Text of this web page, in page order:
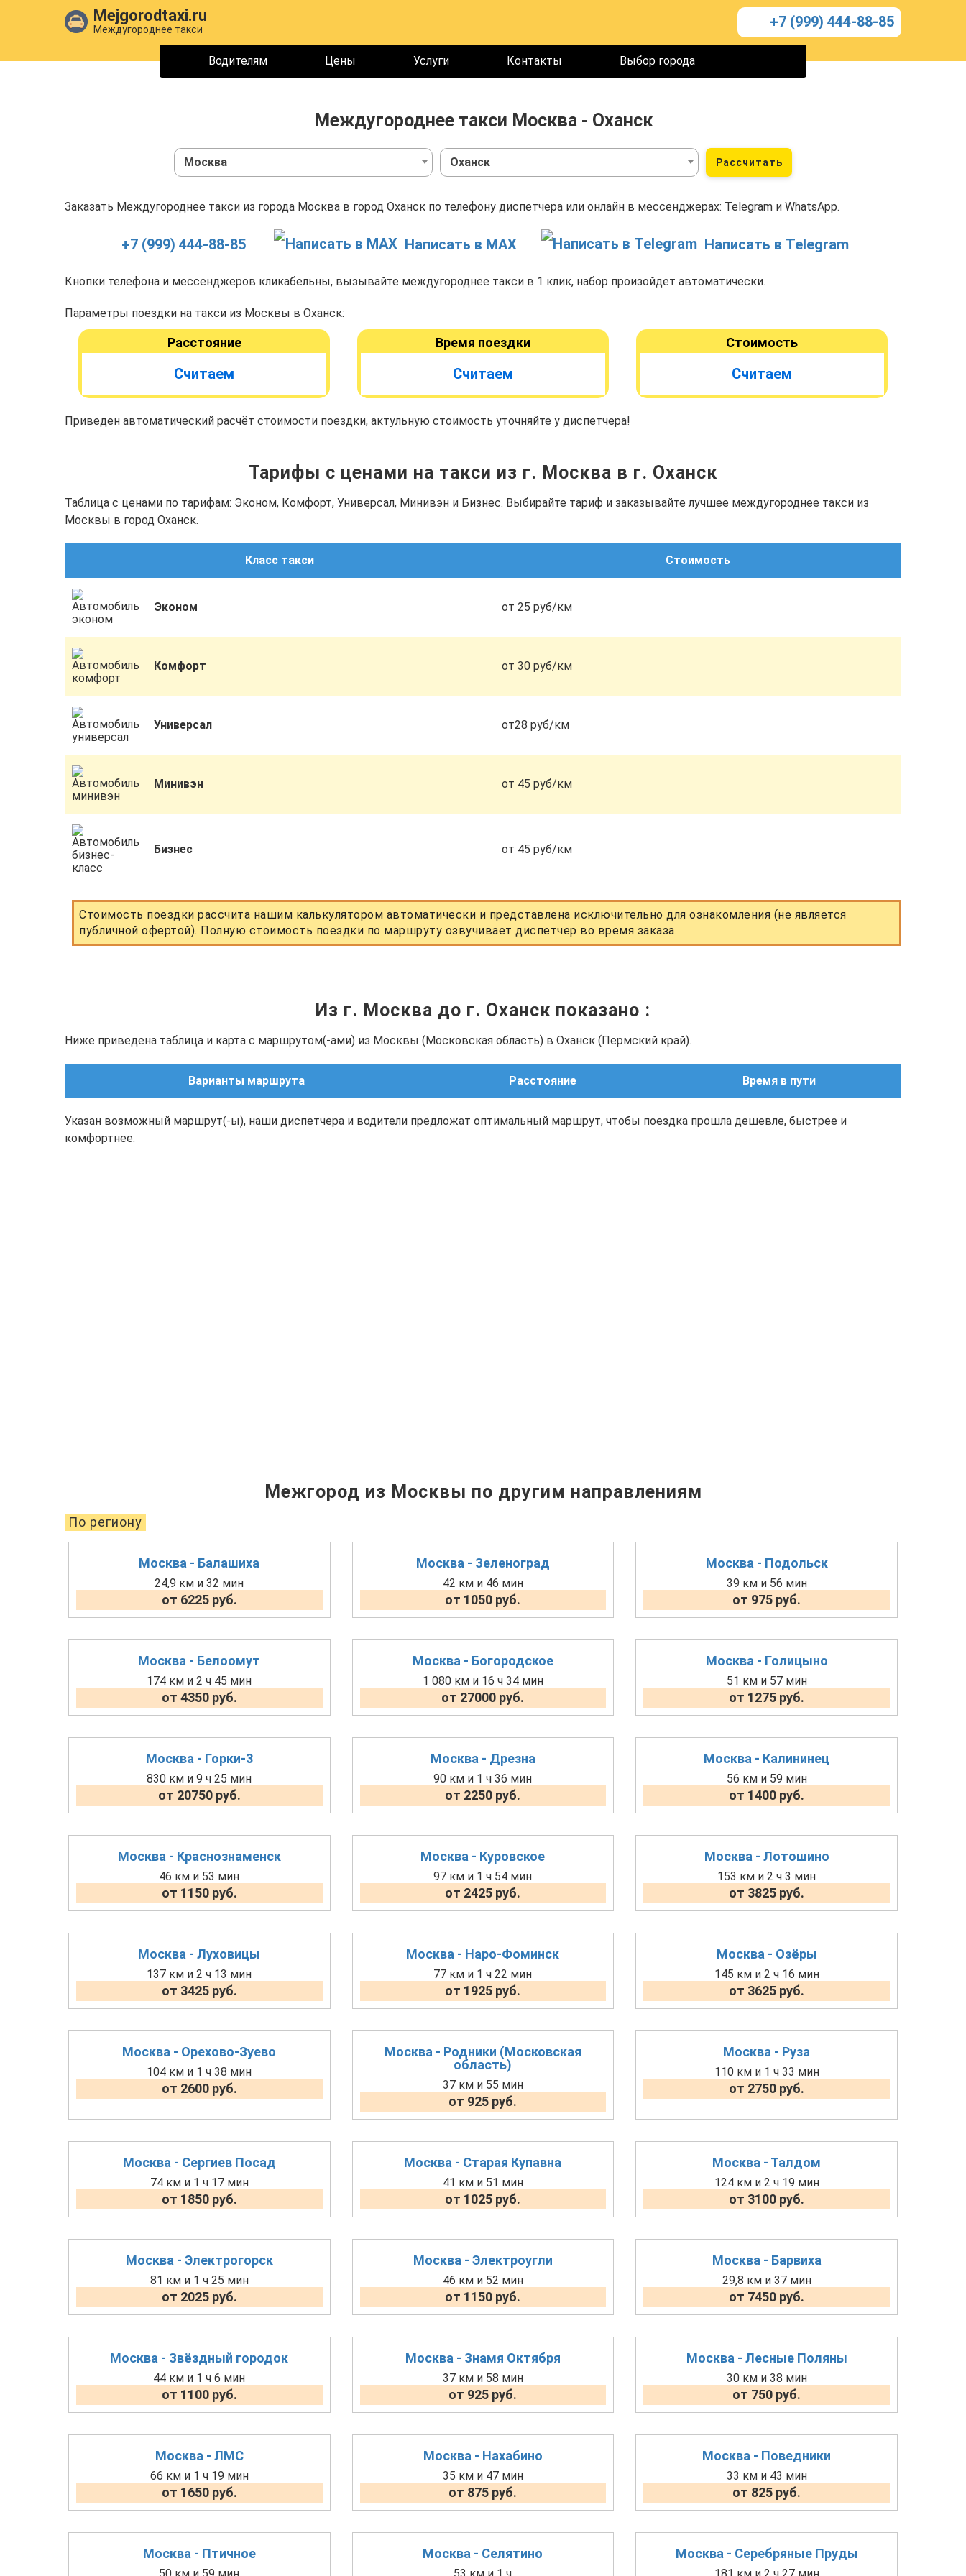
Mejgorodtaxi.ru
Междугороднее такси +7 (999) 444-88-85
Водителям Цены Услуги Контакты Выбор города
Междугороднее такси Москва - Оханск
Москва Оханск Рассчитать
Заказать Междугороднее такси из города Москва в город Оханск по телефону диспетчера или онлайн в мессенджерах: Telegram и WhatsApp.
+7 (999) 444-88-85 Написать в MAX Написать в Telegram
Кнопки телефона и мессенджеров кликабельны, вызывайте междугороднее такси в 1 клик, набор произойдет автоматически.
Параметры поездки на такси из Москвы в Оханск:
Расстояние
Считаем
Время поездки
Считаем
Стоимость
Считаем
Приведен автоматический расчёт стоимости поездки, актульную стоимость уточняйте у диспетчера!
Тарифы с ценами на такси из г. Москва в г. Оханск
Таблица с ценами по тарифам: Эконом, Комфорт, Универсал, Минивэн и Бизнес. Выбирайте тариф и заказывайте лучшее междугороднее такси из
Москвы в город Оханск.
Класс такси Стоимость
Эконом от 25 руб/км
Комфорт от 30 руб/км
Универсал от28 руб/км
Минивэн от 45 руб/км
Бизнес от 45 руб/км
Стоимость поездки рассчита нашим калькулятором автоматически и представлена исключительно для ознакомления (не является
публичной офертой). Полную стоимость поездки по маршруту озвучивает диспетчер во время заказа.
Из г. Москва до г. Оханск показано :
Ниже приведена таблица и карта с маршрутом(-ами) из Москвы (Московская область) в Оханск (Пермский край).
Варианты маршрута Расстояние Время в пути
Указан возможный маршрут(-ы), наши диспетчера и водители предложат оптимальный маршрут, чтобы поездка прошла дешевле, быстрее и
комфортнее.
Межгород из Москвы по другим направлениям
По региону
Москва - Балашиха
24,9 км и 32 мин
от 6225 руб.
Москва - Зеленоград
42 км и 46 мин
от 1050 руб.
Москва - Подольск
39 км и 56 мин
от 975 руб.
Москва - Белоомут
174 км и 2 ч 45 мин
от 4350 руб.
Москва - Богородское
1 080 км и 16 ч 34 мин
от 27000 руб.
Москва - Голицыно
51 км и 57 мин
от 1275 руб.
Москва - Горки-3
830 км и 9 ч 25 мин
от 20750 руб.
Москва - Дрезна
90 км и 1 ч 36 мин
от 2250 руб.
Москва - Калининец
56 км и 59 мин
от 1400 руб.
Москва - Краснознаменск
46 км и 53 мин
от 1150 руб.
Москва - Куровское
97 км и 1 ч 54 мин
от 2425 руб.
Москва - Лотошино
153 км и 2 ч 3 мин
от 3825 руб.
Москва - Луховицы
137 км и 2 ч 13 мин
от 3425 руб.
Москва - Наро-Фоминск
77 км и 1 ч 22 мин
от 1925 руб.
Москва - Озёры
145 км и 2 ч 16 мин
от 3625 руб.
Москва - Орехово-Зуево
104 км и 1 ч 38 мин
от 2600 руб.
Москва - Родники (Московская
область)
37 км и 55 мин
от 925 руб.
Москва - Руза
110 км и 1 ч 33 мин
от 2750 руб.
Москва - Сергиев Посад
74 км и 1 ч 17 мин
от 1850 руб.
Москва - Старая Купавна
41 км и 51 мин
от 1025 руб.
Москва - Талдом
124 км и 2 ч 19 мин
от 3100 руб.
Москва - Электрогорск
81 км и 1 ч 25 мин
от 2025 руб.
Москва - Электроугли
46 км и 52 мин
от 1150 руб.
Москва - Барвиха
29,8 км и 37 мин
от 7450 руб.
Москва - Звёздный городок
44 км и 1 ч 6 мин
от 1100 руб.
Москва - Знамя Октября
37 км и 58 мин
от 925 руб.
Москва - Лесные Поляны
30 км и 38 мин
от 750 руб.
Москва - ЛМС
66 км и 1 ч 19 мин
от 1650 руб.
Москва - Нахабино
35 км и 47 мин
от 875 руб.
Москва - Поведники
33 км и 43 мин
от 825 руб.
Москва - Птичное Москва - Селятино Москва - Серебряные Пруды